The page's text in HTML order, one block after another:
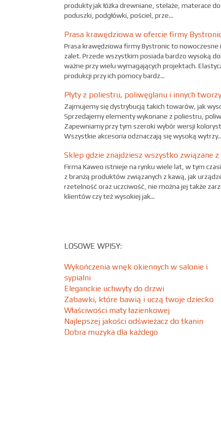
produkty jak łóżka drewniane, stelaże, materace
poduszki, podgłówki, pościel, prze...
Prasa krawędziowa w ofercie firmy
Prasa krawędziowa firmy Bystronic to
zalet. Przede wszystkim posiada bardzo wysoką
ważne przy wielu wymagających projektach.
produkcji przy ich pomocy bardz...
Płyty z poliestru, poliwęglanu i innych
Zajmujemy się dystrybucją takich towarów, jak
Sprzedajemy elementy wykonane z poliestru,
Zapewniamy przy tym szeroki wybór wersji
Wszystkie akcesoria odznaczają się wysoką
Sklep gdzie znajdziesz wszystko związane
Firma Kaweo istnieje na rynku wiele lat, w tym
z branżą produktów związanych z kawą, jak
rzetelność oraz uczciwość, nie można jej także
klientów czy też wysokiej jak...
LOSOWE WPISY:
Wykończenia wnęk okiennych w salonie i
sypialni
Eleganckie uchwyty do drzwi
Zabawki, które bawią i uczą twoje dziecko
Właściwości maty łazienkowej
Najlepszej jakości odświeżacz do tkanin
Dobra muzyka dla każdego